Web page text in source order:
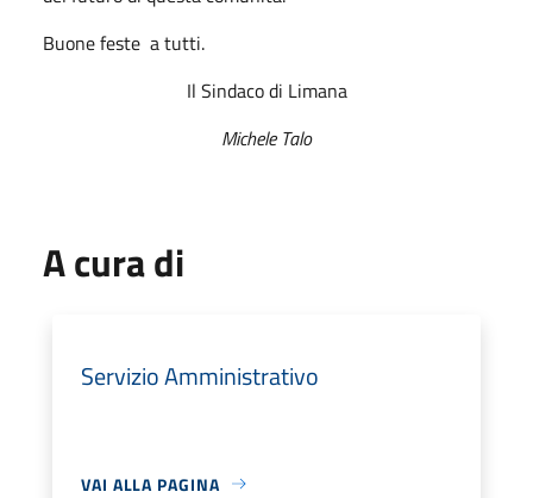
Buone feste a tutti.
Il Sindaco di Limana
Michele Talo
A cura di
Servizio Amministrativo
VAI ALLA PAGINA